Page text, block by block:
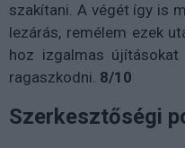
szakítani. A végét így is
lezárás, remélem ezek
hoz izgalmas
ragaszkodni. 8/10
Szerkesztőségi